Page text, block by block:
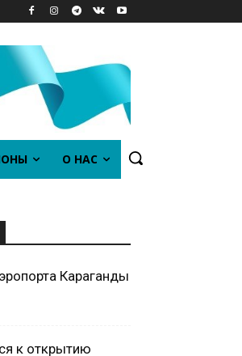
О НАС
Караганды
к открытию